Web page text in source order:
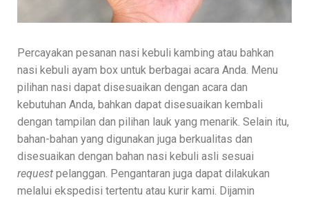
Percayakan pesanan nasi kebuli kambing atau bahkan
nasi kebuli ayam box untuk berbagai acara Anda. Menu
pilihan nasi dapat disesuaikan dengan acara dan
kebutuhan Anda, bahkan dapat disesuaikan kembali
dengan tampilan dan pilihan lauk yang menarik. Selain itu,
bahan-bahan yang digunakan juga berkualitas dan
disesuaikan dengan bahan nasi kebuli asli sesuai
request pelanggan. Pengantaran juga dapat dilakukan
melalui ekspedisi tertentu atau kurir kami. Dijamin